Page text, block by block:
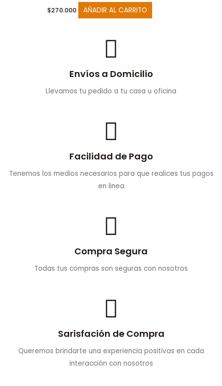
$270.000 AÑADIR AL CARRITO
Envíos a Domicilio
Llevamos tu pedido a tu casa u oficina
Facilidad de Pago
Tenemos los medios necesarios para que realices tus pagos
en linea
Compra Segura
Todas tus compras son seguras con nosotros
Sarisfación de Compra
Queremos brindarte una experiencia positivas en cada
interacción con nosotros